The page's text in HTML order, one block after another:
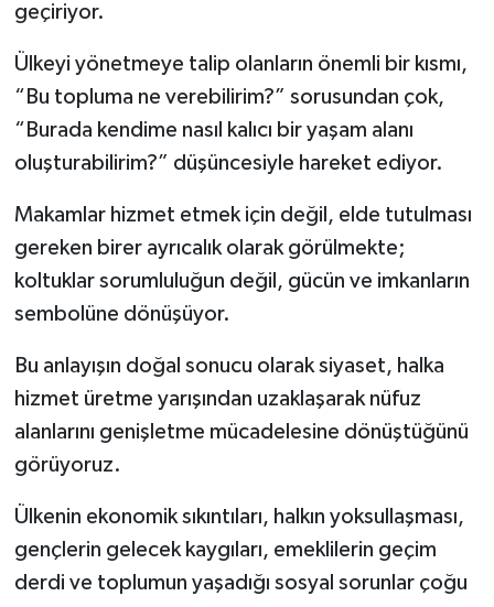
geçiriyor.
Ülkeyi yönetmeye talip olanların önemli bir kısmı,
“Bu topluma ne verebilirim?” sorusundan çok,
“Burada kendime nasıl kalıcı bir yaşam alanı
oluşturabilirim?” düşüncesiyle hareket ediyor.
Makamlar hizmet etmek için değil, elde tutulması
gereken birer ayrıcalık olarak görülmekte;
koltuklar sorumluluğun değil, gücün ve imkanların
sembolüne dönüşüyor.
Bu anlayışın doğal sonucu olarak siyaset, halka
hizmet üretme yarışından uzaklaşarak nüfuz
alanlarını genişletme mücadelesine dönüştüğünü
görüyoruz.
Ülkenin ekonomik sıkıntıları, halkın yoksullaşması,
gençlerin gelecek kaygıları, emeklilerin geçim
derdi ve toplumun yaşadığı sosyal sorunlar çoğu